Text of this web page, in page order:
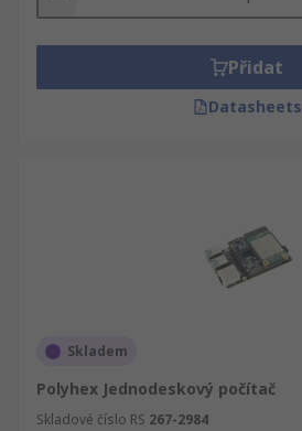
Přidat
Datasheets
Skladem
Polyhex Jednodeskový počítač
Skladové číslo RS 267-2984